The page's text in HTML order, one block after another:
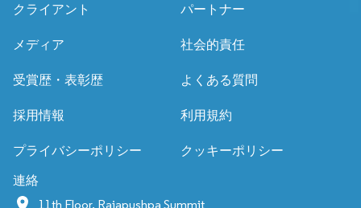
クライアント パートナー
メディア 社会的責任
受賞歴・表彰歴 よくある質問
採用情報 利用規約
プライバシーポリシー クッキーポリシー
連絡
11th Floor, Rajapushpa Summit